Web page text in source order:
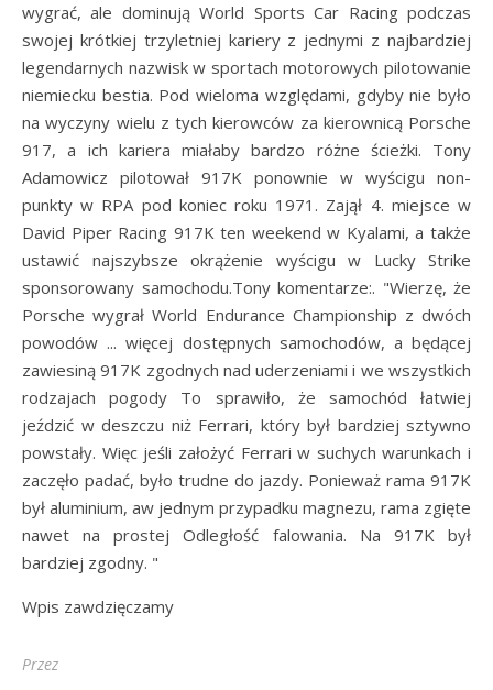
wygrać, ale dominują World Sports Car Racing podczas
swojej krótkiej trzyletniej kariery z jednymi z najbardziej
legendarnych nazwisk w sportach motorowych pilotowanie
niemiecku bestia. Pod wieloma względami, gdyby nie było
na wyczyny wielu z tych kierowców za kierownicą Porsche
917, a ich kariera miałaby bardzo różne ścieżki. Tony
Adamowicz pilotował 917K ponownie w wyścigu non-
punkty w RPA pod koniec roku 1971. Zajął 4. miejsce w
David Piper Racing 917K ten weekend w Kyalami, a także
ustawić najszybsze okrążenie wyścigu w Lucky Strike
sponsorowany samochodu.Tony komentarze:. "Wierzę, że
Porsche wygrał World Endurance Championship z dwóch
powodów ... więcej dostępnych samochodów, a będącej
zawiesiną 917K zgodnych nad uderzeniami i we wszystkich
rodzajach pogody To sprawiło, że samochód łatwiej
jeździć w deszczu niż Ferrari, który był bardziej sztywno
powstały. Więc jeśli założyć Ferrari w suchych warunkach i
zaczęło padać, było trudne do jazdy. Ponieważ rama 917K
był aluminium, aw jednym przypadku magnezu, rama zgięte
nawet na prostej Odległość falowania. Na 917K był
bardziej zgodny. "
Wpis zawdzięczamy
Przez